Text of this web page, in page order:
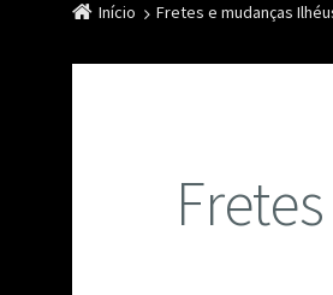
Início Fretes e mudanças